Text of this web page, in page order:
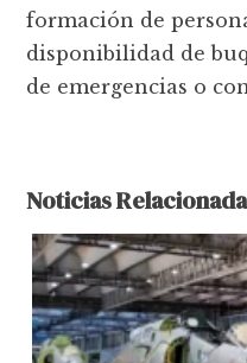
formación de
disponibilidad de
de emergencias o
Noticias